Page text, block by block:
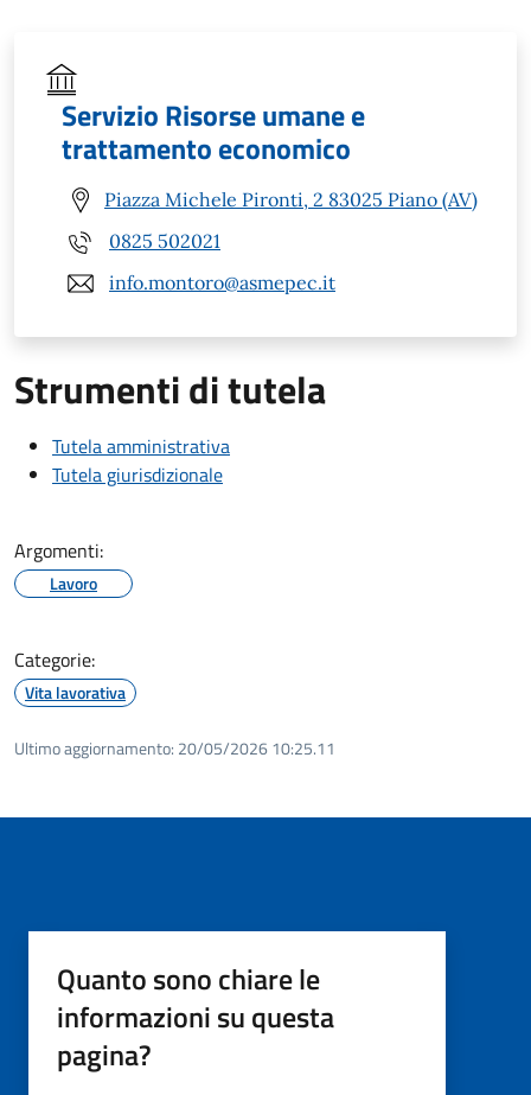
Servizio Risorse umane e
trattamento economico
Piazza Michele Pironti, 2 83025 Piano (AV)
0825 502021
info.montoro@asmepec.it
Strumenti di tutela
Tutela amministrativa
Tutela giurisdizionale
Argomenti:
Lavoro
Categorie:
Vita lavorativa
Ultimo aggiornamento: 20/05/2026 10:25.11
Quanto sono chiare le
informazioni su questa
pagina?